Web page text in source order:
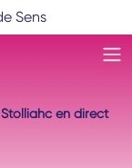
Sens
en direct